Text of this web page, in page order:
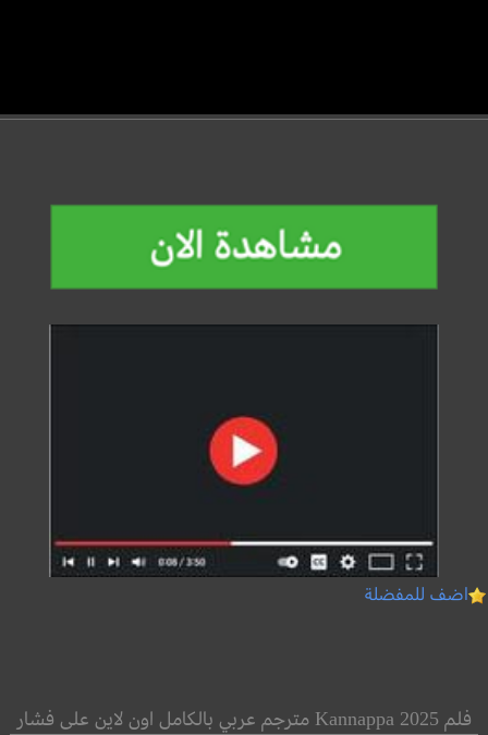
اضف للمفضلة
فلم Kannappa 2025 مترجم عربي بالكامل اون لاين على فشار